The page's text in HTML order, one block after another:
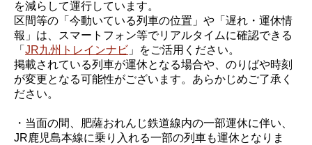
を減らして運行しています。
区間等の「今動いている列車の位置」や「遅れ・運休情
報」は、スマートフォン等でリアルタイムに確認できる
「JR九州トレインナビ 」をご活用ください。
掲載されている列車が運休となる場合や、のりばや時刻
が変更となる可能性がございます。あらかじめご了承く
ださい。
・当面の間、肥薩おれんじ鉄道線内の一部運休に伴い、
JR鹿児島本線に乗り入れる一部の列車も運休となりま